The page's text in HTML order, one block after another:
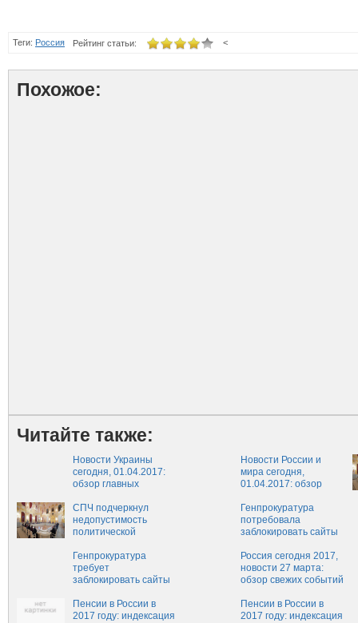
Теги: Россия <
Рейтинг статьи:
Похожое:
Читайте также:
Новости Украины
сегодня, 01.04.2017:
обзор главных
новости в Украине на
сегодня, 1 апреля
Новости России и
мира сегодня,
01.04.2017: обзор
свежие новости
России и мира на
сегодня, 1 апреля
СПЧ подчеркнул
недопустимость
политической
Генпрокуратура
потребовала
заблокировать сайты
Генпрокуратура
требует
заблокировать сайты
Россия сегодня 2017,
новости 27 марта:
обзор свежих событий
новости России на
сегодня, 27.03.2017
Пенсии в России в
2017 году: индексация
Пенсии в России в
2017 году: индексация